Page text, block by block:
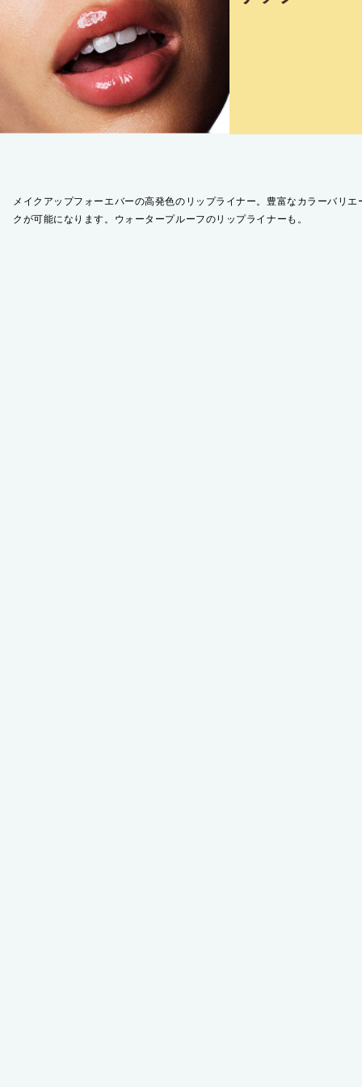
メイクアップフォーエバーの高発色のリップライナー。豊富なカラーバリ
クが可能になります。ウォータープルーフのリップライナーも。